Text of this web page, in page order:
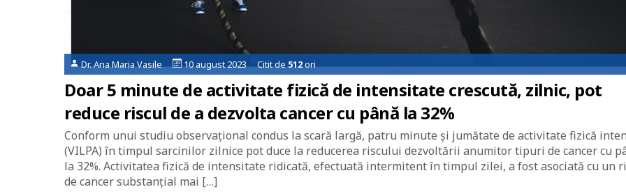
Dr. Ana Maria Vasile 10 august 2023 Citit de512ori
Doar 5 minute de activitate fizică de intensitate crescută, zilnic, pot
reduce riscul de a dezvolta cancer cu până la 32%
Conform unui studiu observațional condus la scară largă, patru minute și jumătate de activitate fizică
(VILPA) în timpul sarcinilor zilnice pot duce la reducerea riscului dezvoltării anumitor tipuri de cancer cu
la 32%. Activitatea fizică de intensitate ridicată, efectuată intermitent în timpul zilei, a fost asociată cu un
de cancer substanțial mai […]